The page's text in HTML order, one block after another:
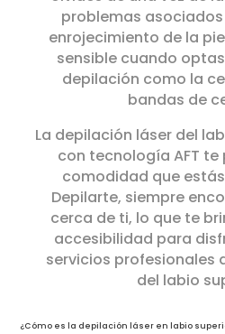
problemas
enrojecimiento de la
sensible cuando
depilación como la
bandas de
La depilación láser del
con tecnología AFT
comodidad que
Depilarte, siempre
cerca de ti, lo que te
accesibilidad para
servicios profesionales
del labio
¿Cómo es la depilación láser en labio